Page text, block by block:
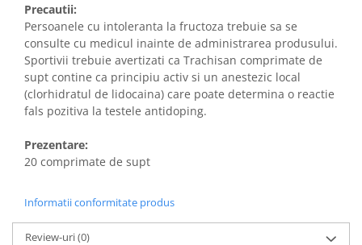
Precautii:
Persoanele cu intoleranta la fructoza trebuie sa se
consulte cu medicul inainte de administrarea produsului.
Sportivii trebuie avertizati ca Trachisan comprimate de
supt contine ca principiu activ si un anestezic local
(clorhidratul de lidocaina) care poate determina o reactie
fals pozitiva la testele antidoping.
Prezentare:
20 comprimate de supt
Informatii conformitate produs
Review-uri(0)